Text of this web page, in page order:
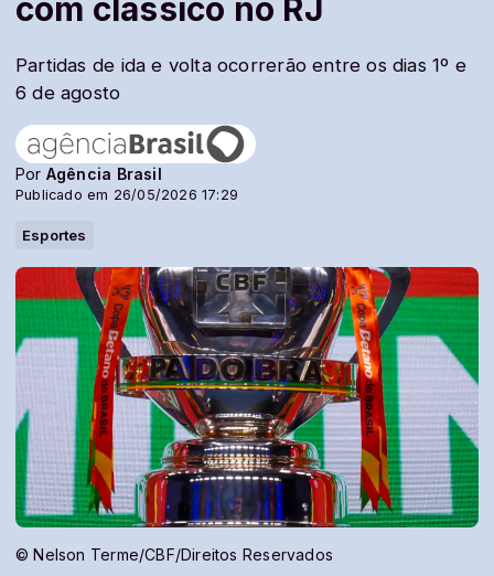
com clássico no RJ
Partidas de ida e volta ocorrerão entre os dias 1º e
6 de agosto
Por Agência Brasil
Publicado em 26/05/2026 17:29
Esportes
© Nelson Terme/CBF/Direitos Reservados